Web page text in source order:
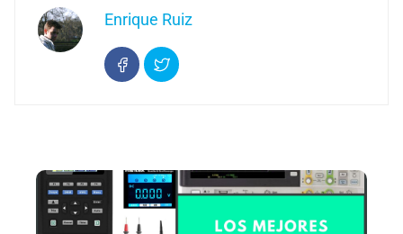
Enrique Ruiz